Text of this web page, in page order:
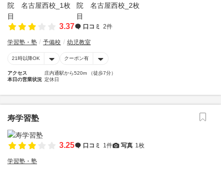
3.37 口コミ 2件
学習塾・塾 予備校 幼児教室
21時以降OK クーポン有
アクセス
庄内通駅から520m （徒歩7分）
本日の営業状況 定休日
寿学習塾
3.25 口コミ 1件 写真 1枚
学習塾・塾